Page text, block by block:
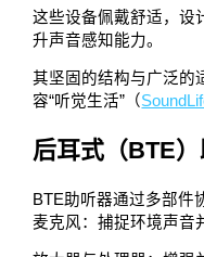
这些设备佩戴舒适，设
升声音感知能力。
其坚固的结构与广泛的
容“听觉生活”（
后耳式（BTE
BTE助听器通过多部件
麦克风：捕捉环境声音